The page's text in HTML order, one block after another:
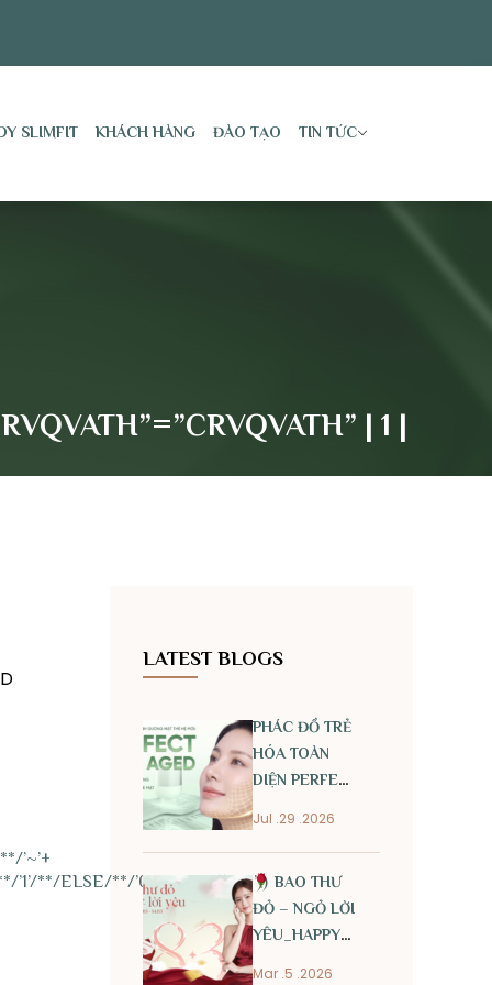
SLIMFIT KHÁCH HÀNG ĐÀO TẠO TIN TỨC
| 1 |
’~’+
**/ELSE/**/’0’/**/END))+’~’))
LATEST BLOGS
PHÁC ĐỒ TRẺ
HÓA TOÀN
DIỆN PERFECT
Jul .29 .2026
BAO THƯ
ĐỎ – NGỎ LỜI
YÊU_HAPPY
Mar .5 .2026